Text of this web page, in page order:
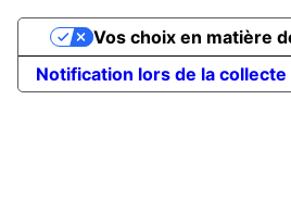
Notification lors de la collecte
Vos choix en matière